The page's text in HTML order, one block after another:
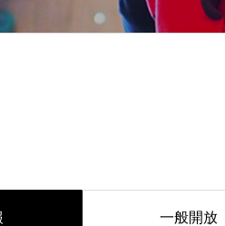
一般開放